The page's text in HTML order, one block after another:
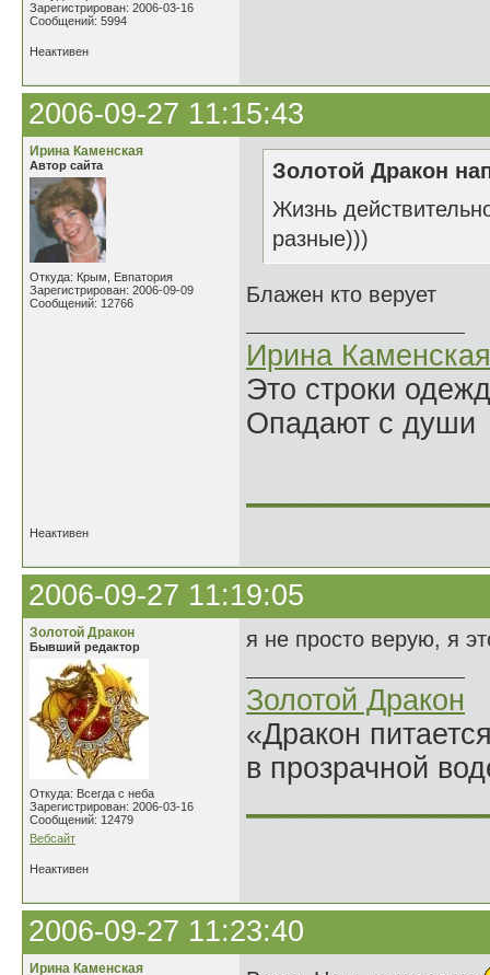
Зарегистрирован: 2006-03-16
Сообщений: 5994
Неактивен
2006-09-27 11:15:43
Ирина Каменская
Автор сайта
Откуда: Крым, Евпатория
Зарегистрирован: 2006-09-09
Сообщений: 12766
Золотой Дракон
Жизнь
разные)))
Блажен кто верует
Ирина Каменская
Это строки
Опадают с души
Неактивен
2006-09-27 11:19:05
Золотой Дракон
Бывший редактор
Откуда: Всегда с неба
Зарегистрирован: 2006-03-16
Сообщений: 12479
Вебсайт
я не просто верую, я
Золотой Дракон
«Дракон
в прозрачной
Неактивен
2006-09-27 11:23:40
Ирина Каменская